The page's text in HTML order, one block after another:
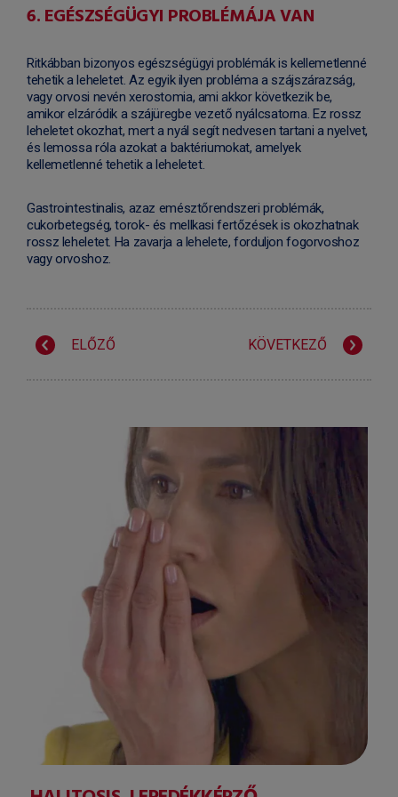
6. EGÉSZSÉGÜGYI PROBLÉMÁJA VAN
Ritkábban bizonyos egészségügyi problémák is kellemetlenné
tehetik a leheletet. Az egyik ilyen probléma a szájszárazság,
vagy orvosi nevén xerostomia, ami akkor következik be,
amikor elzáródik a szájüregbe vezető nyálcsatorna. Ez rossz
leheletet okozhat, mert a nyál segít nedvesen tartani a nyelvet,
és lemossa róla azokat a baktériumokat, amelyek
kellemetlenné tehetik a leheletet.
Gastrointestinalis, azaz emésztőrendszeri problémák,
cukorbetegség, torok- és mellkasi fertőzések is okozhatnak
rossz leheletet. Ha zavarja a lehelete, forduljon fogorvoshoz
vagy orvoshoz.
ELŐZŐ KÖVETKEZŐ